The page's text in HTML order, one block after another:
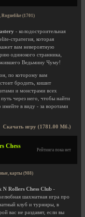
Roguelike (1701)
- колодостроительная
стратегия, которая
вам невероятную
одинокого странника,
Ведьмину Чуму!
по которому вам
бродить, кишит
и монстрами всех
через него, чтобы найти
в виду - за воротами
Скачать игру (1781.00 Мб.)
Chess
Рейтинга пока нет
карты (988)
N Rollers Chess Club -
шахматная игра про
клуб и турниры, в
вас не раздавят, если вы